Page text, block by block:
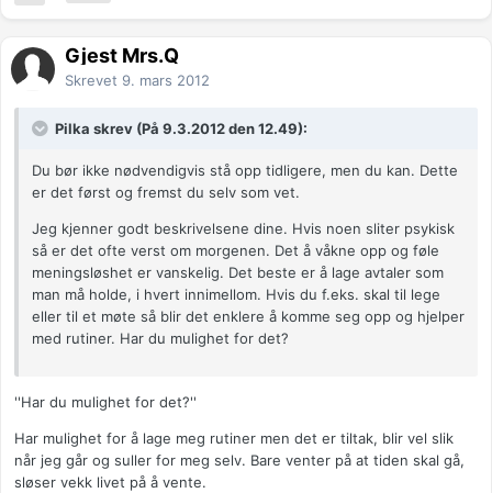
Gjest Mrs.Q
Skrevet 9. mars 2012
Pilka skrev (På 9.3.2012 den 12.49):
Du bør ikke nødvendigvis stå opp tidligere, men du kan. Dette
er det først og fremst du selv som vet.
Jeg kjenner godt beskrivelsene dine. Hvis noen sliter psykisk
så er det ofte verst om morgenen. Det å våkne opp og føle
meningsløshet er vanskelig. Det beste er å lage avtaler som
man må holde, i hvert innimellom. Hvis du f.eks. skal til lege
eller til et møte så blir det enklere å komme seg opp og hjelper
med rutiner. Har du mulighet for det?
''Har du mulighet for det?''
Har mulighet for å lage meg rutiner men det er tiltak, blir vel slik
når jeg går og suller for meg selv. Bare venter på at tiden skal gå,
sløser vekk livet på å vente.